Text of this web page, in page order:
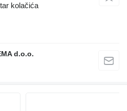
kolačića
d.o.o.